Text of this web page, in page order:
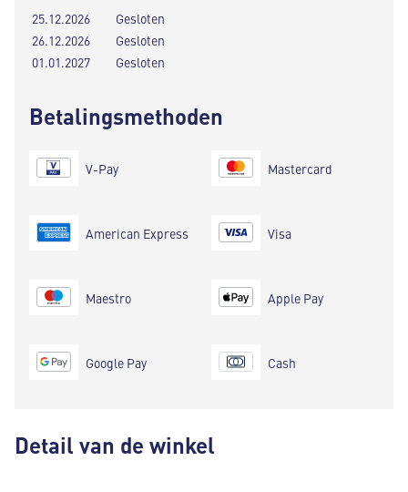
25.12.2026
Gesloten
26.12.2026
Gesloten
01.01.2027
Gesloten
Betalingsmethoden
V-Pay
American Express
Maestro
Google Pay
Mastercard
Visa
Apple Pay
Cash
Detail van de winkel